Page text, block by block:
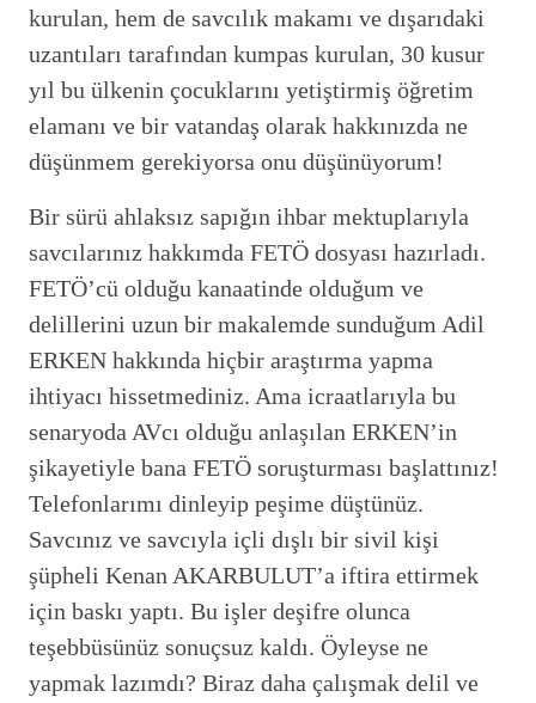
kurulan, hem de savcılık makamı ve dışarıdaki
uzantıları tarafından kumpas kurulan, 30 kusur
yıl bu ülkenin çocuklarını yetiştirmiş öğretim
elamanı ve bir vatandaş olarak hakkınızda ne
düşünmem gerekiyorsa onu düşünüyorum!
Bir sürü ahlaksız sapığın ihbar mektuplarıyla
savcılarınız hakkımda FETÖ dosyası hazırladı.
FETÖ’cü olduğu kanaatinde olduğum ve
delillerini uzun bir makalemde sunduğum Adil
ERKEN hakkında hiçbir araştırma yapma
ihtiyacı hissetmediniz. Ama icraatlarıyla bu
senaryoda AVcı olduğu anlaşılan ERKEN’in
şikayetiyle bana FETÖ soruşturması başlattınız!
Telefonlarımı dinleyip peşime düştünüz.
Savcınız ve savcıyla içli dışlı bir sivil kişi
şüpheli Kenan AKARBULUT’a iftira ettirmek
için baskı yaptı. Bu işler deşifre olunca
teşebbüsünüz sonuçsuz kaldı. Öyleyse ne
yapmak lazımdı? Biraz daha çalışmak delil ve